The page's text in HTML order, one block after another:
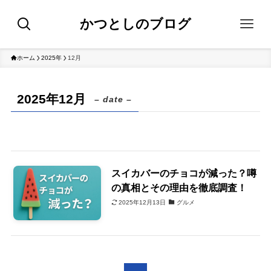
かつとしのブログ
ホーム 2025年 12月
2025年12月 – date –
スイカバーのチョコが減った？噂
の真相とその理由を徹底調査！
2025年12月13日 グルメ